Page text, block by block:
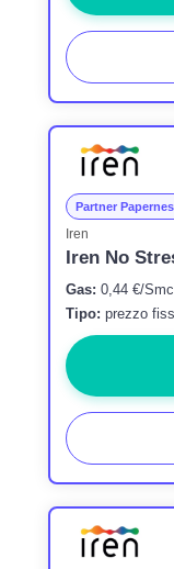
Partner
Iren
Iren No
Gas: 0,44 €/Smc
Tipo: prezzo